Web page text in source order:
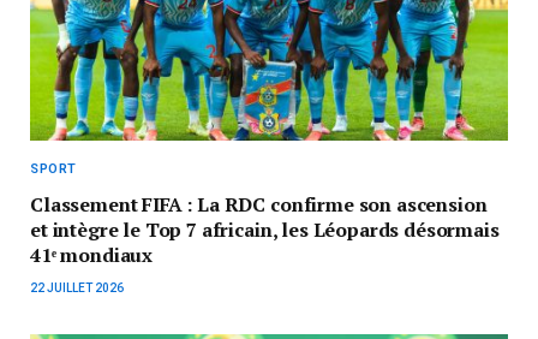
SPORT
Classement FIFA : La RDC confirme son ascension
et intègre le Top 7 africain, les Léopards désormais
41ᵉ mondiaux
22 JUILLET 2026